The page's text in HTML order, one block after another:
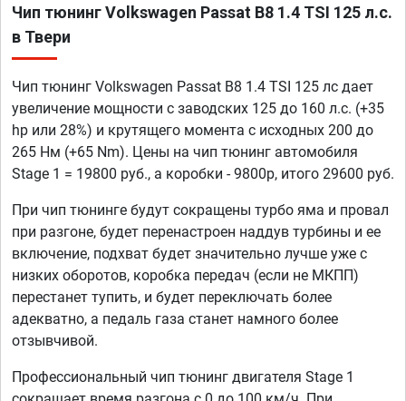
Чип тюнинг Volkswagen Passat B8 1.4 TSI 125 л.с.
в Твери
Чип тюнинг Volkswagen Passat B8 1.4 TSI 125 лс дает
увеличение мощности с заводских 125 до 160 л.с. (+35
hp или 28%) и крутящего момента с исходных 200 до
265 Нм (+65 Nm). Цены на чип тюнинг автомобиля
Stage 1 = 19800 руб., а коробки - 9800р, итого 29600 руб.
При чип тюнинге будут сокращены турбо яма и провал
при разгоне, будет перенастроен наддув турбины и ее
включение, подхват будет значительно лучше уже с
низких оборотов, коробка передач (если не МКПП)
перестанет тупить, и будет переключать более
адекватно, а педаль газа станет намного более
отзывчивой.
Профессиональный чип тюнинг двигателя Stage 1